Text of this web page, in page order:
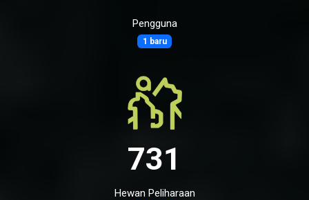
Pengguna
1 baru
731
Hewan Peliharaan